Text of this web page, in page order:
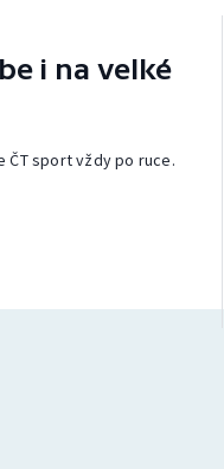
i na velké
ČT sport vždy po ruce.